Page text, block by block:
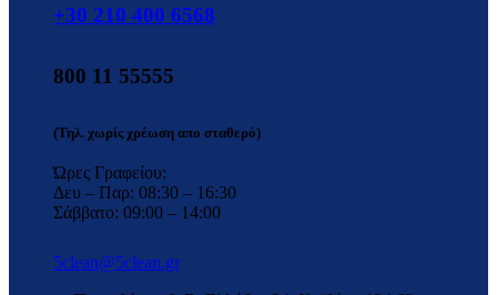
+30 210 400 6568
800 11 55555
(Τηλ. χωρίς χρέωση απο σταθερό)
Ώρες Γραφείου:
Δευ – Παρ: 08:30 – 16:30
Σάββατο: 09:00 – 14:00
5clean@5clean.gr